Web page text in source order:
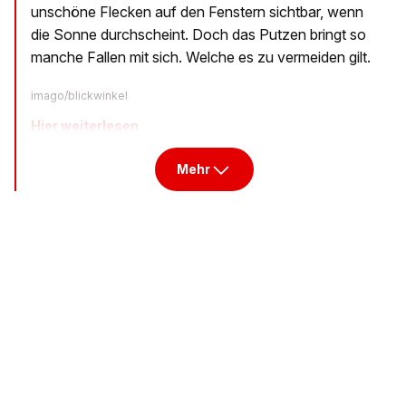
unschöne Flecken auf den Fenstern sichtbar, wenn
die Sonne durchscheint. Doch das Putzen bringt so
manche Fallen mit sich. Welche es zu vermeiden gilt.
imago/blickwinkel
Hier weiterlesen
Mehr